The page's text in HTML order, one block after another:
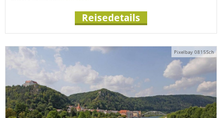
Reisedetails
Pixelbay 0815Sch